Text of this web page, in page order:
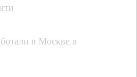
в Москве в